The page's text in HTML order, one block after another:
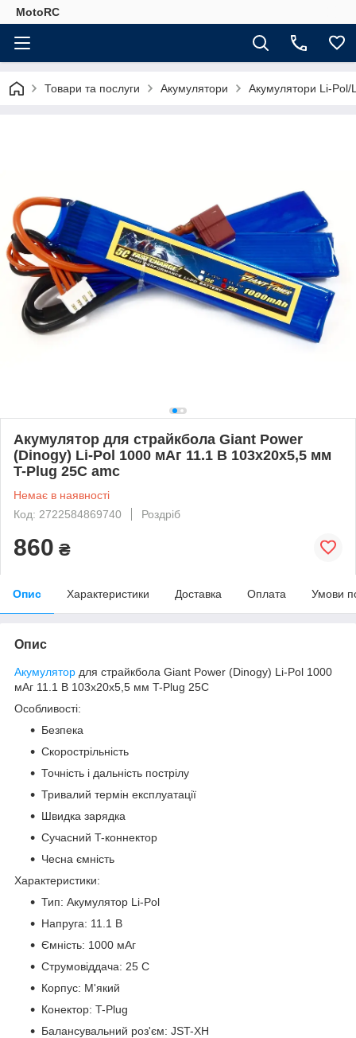
MotoRC
Товари та послуги Акумулятори Акумулятори Li-Pol/
Акумулятор для страйкбола Giant Power
(Dinogy) Li-Pol 1000 мАг 11.1 В 103x20x5,5 мм
T-Plug 25C amc
Немає в наявності
Код: 2722584869740
Роздріб
860 ₴
Опис Характеристики Доставка Оплата Умови
Опис
Акумулятор для страйкбола Giant Power (Dinogy) Li-Pol 1000
мАг 11.1 В 103x20x5,5 мм T-Plug 25C
Особливості:
Безпека
Скорострільність
Точність і дальність пострілу
Тривалий термін експлуатації
Швидка зарядка
Сучасний T-коннектор
Чесна ємність
Характеристики:
Тип: Акумулятор Li-Pol
Напруга: 11.1 В
Ємність: 1000 мАг
Струмовіддача: 25 C
Корпус: М'який
Конектор: T-Plug
Балансувальний роз'єм: JST-XH